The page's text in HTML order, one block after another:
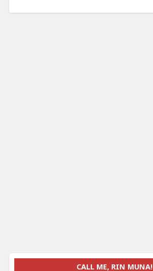
CALL ME, RIN MUNA!